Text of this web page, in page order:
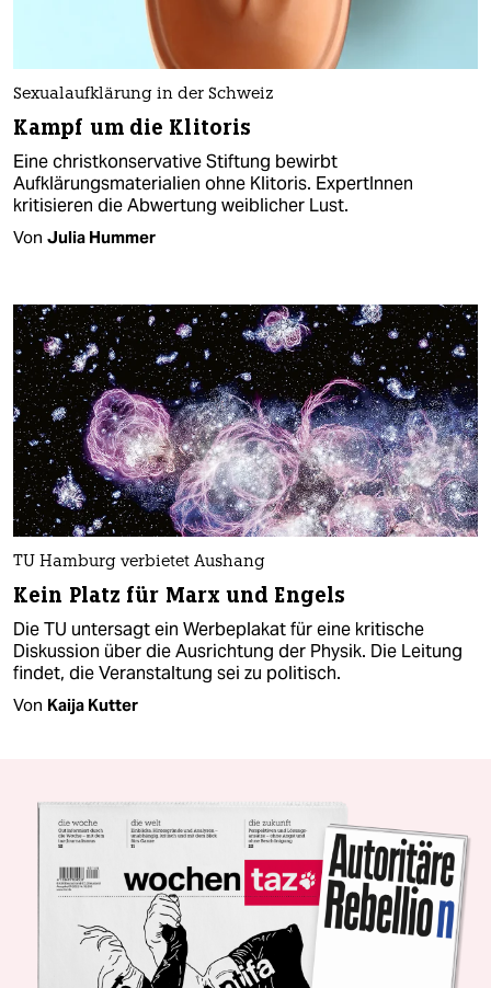
Sexualaufklärung in der Schweiz
Kampf um die Klitoris
Eine christkonservative Stiftung bewirbt
Aufklärungsmaterialien ohne Klitoris. ExpertInnen
kritisieren die Abwertung weiblicher Lust.
Von Julia Hummer
TU Hamburg verbietet Aushang
Kein Platz für Marx und Engels
Die TU untersagt ein Werbeplakat für eine kritische
Diskussion über die Ausrichtung der Physik. Die Leitung
findet, die Veranstaltung sei zu politisch.
Von Kaija Kutter